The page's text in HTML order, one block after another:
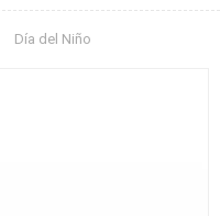
Día del Niño